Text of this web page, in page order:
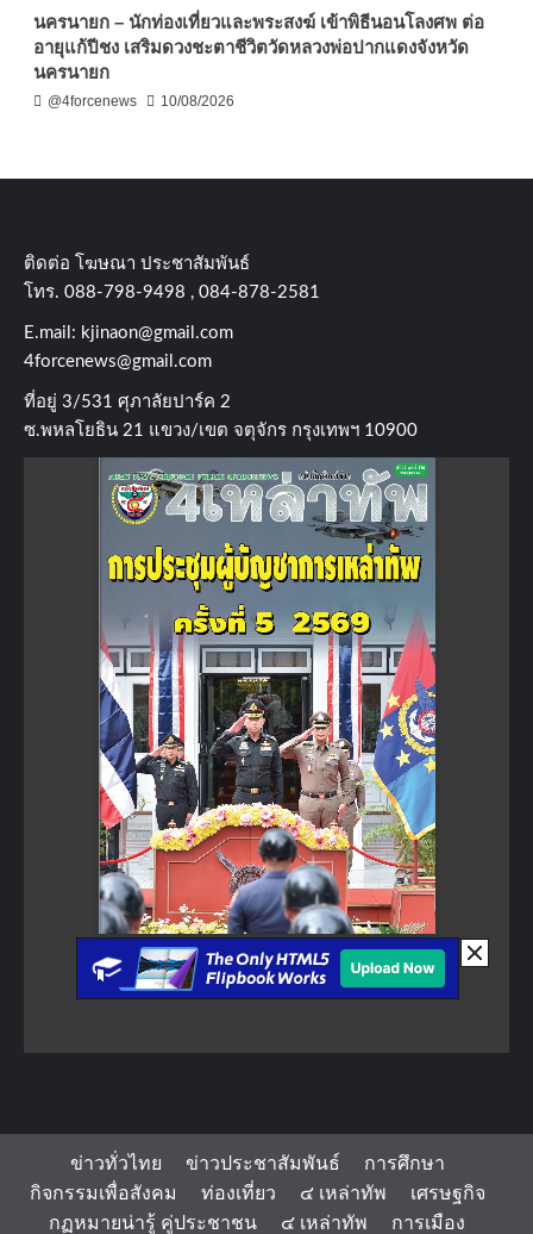
นครนายก – นักท่องเที่ยวและพระสงฆ์ เข้าพิธีนอนโลงศพ ต่อ
อายุแก้ปีชง เสริมดวงชะตาชีวิตวัดหลวงพ่อปากแดงจังหวัด
นครนายก
@4forcenews 10/08/2026
ติดต่อ​ โฆษณา​ ประชาสัมพันธ์
โทร​. 088-798-9498 , 084-878-2581
E.mail: kjinaon@gmail.com
4forcenews@gmail.com
ที่อยู่​ 3/531​ ศุภาลัยปาร์ค​ 2
ซ.พหลโยธิน​ 21​ แขวง/เขต​ จตุจักร​ กรุงเทพฯ 10900
ข่าวทั่วไทย ข่าวประชาสัมพันธ์
การศึกษา
กิจกรรมเพื่อสังคม
ท่องเที่ยว ๔ เหล่าทัพ
เศรษฐกิจ
กฏหมายน่ารู้ คู่ประชาชน
๔ เหล่าทัพ การเมือง